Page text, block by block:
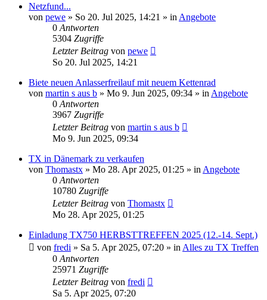
Netzfund...
von pewe » So 20. Jul 2025, 14:21 » in Angebote
0 Antworten
5304 Zugriffe
Letzter Beitrag von pewe
So 20. Jul 2025, 14:21
Biete neuen Anlasserfreilauf mit neuem Kettenrad
von martin s aus b » Mo 9. Jun 2025, 09:34 » in Angebote
0 Antworten
3967 Zugriffe
Letzter Beitrag von martin s aus b
Mo 9. Jun 2025, 09:34
TX in Dänemark zu verkaufen
von Thomastx » Mo 28. Apr 2025, 01:25 » in Angebote
0 Antworten
10780 Zugriffe
Letzter Beitrag von Thomastx
Mo 28. Apr 2025, 01:25
Einladung TX750 HERBSTTREFFEN 2025 (12.-14. Sept.)
von fredi » Sa 5. Apr 2025, 07:20 » in Alles zu TX Treffen
0 Antworten
25971 Zugriffe
Letzter Beitrag von fredi
Sa 5. Apr 2025, 07:20